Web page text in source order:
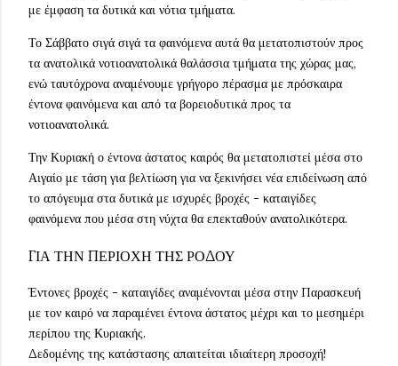
με έμφαση τα δυτικά και νότια τμήματα.
Το Σάββατο σιγά σιγά τα φαινόμενα αυτά θα μετατοπιστούν προς
τα ανατολικά νοτιοανατολικά θαλάσσια τμήματα της χώρας μας,
ενώ ταυτόχρονα αναμένουμε γρήγορο πέρασμα με πρόσκαιρα
έντονα φαινόμενα και από τα βορειοδυτικά προς τα
νοτιοανατολικά.
Την Κυριακή ο έντονα άστατος καιρός θα μετατοπιστεί μέσα στο
Αιγαίο με τάση για βελτίωση για να ξεκινήσει νέα επιδείνωση από
το απόγευμα στα δυτικά με ισχυρές βροχές - καταιγίδες
φαινόμενα που μέσα στη νύχτα θα επεκταθούν ανατολικότερα.
ΓΙΑ ΤΗΝ ΠΕΡΙΟΧΗ ΤΗΣ ΡΟΔΟΥ
Έντονες βροχές - καταιγίδες αναμένονται μέσα στην Παρασκευή
με τον καιρό να παραμένει έντονα άστατος μέχρι και το μεσημέρι
περίπου της Κυριακής.
Δεδομένης της κατάστασης απαιτείται ιδιαίτερη προσοχή!